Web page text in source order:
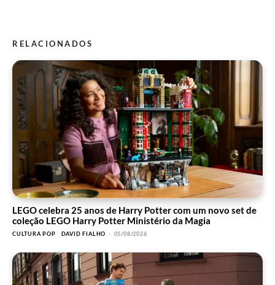
RELACIONADOS
LEGO celebra 25 anos de Harry Potter com um novo set de
coleção LEGO Harry Potter Ministério da Magia
CULTURA POP DAVID FIALHO - 05/08/2026